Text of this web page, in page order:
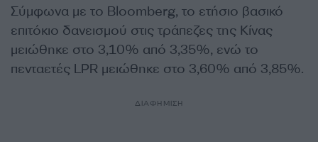
Σύμφωνα με το Bloomberg, το ετήσιο βασικό
επιτόκιο δανεισμού στις τράπεζες της Κίνας
μειώθηκε στο 3,10% από 3,35%, ενώ το
πενταετές LPR μειώθηκε στο 3,60% από 3,85%.
ΔΙΑΦΗΜΙΣΗ